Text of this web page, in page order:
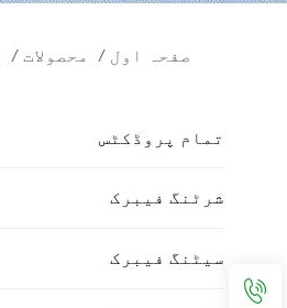
صفحہ اول / محصولات /
تمام پروڈکٹس
شرٹنگ فیبرک
سیٹنگ فیبرک